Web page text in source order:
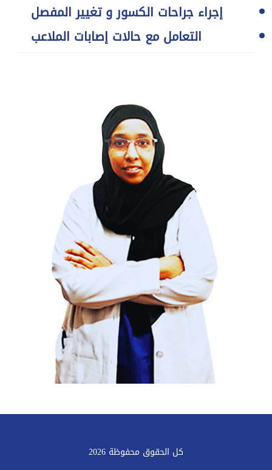
إجراء جراحات الكسور و تغيير المفصل
التعامل مع حالات إصابات الملاعب
كل الحقوق محفوظة 2026